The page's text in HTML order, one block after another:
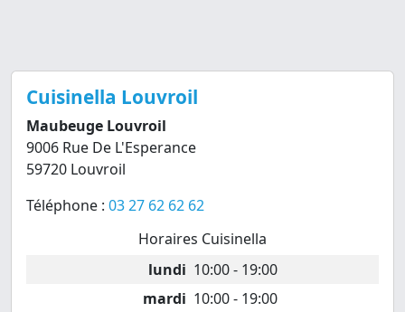
Cuisinella Louvroil
Maubeuge Louvroil
9006 Rue De L'Esperance
59720 Louvroil
Téléphone : 03 27 62 62 62
Horaires Cuisinella
lundi 10:00 - 19:00
mardi 10:00 - 19:00